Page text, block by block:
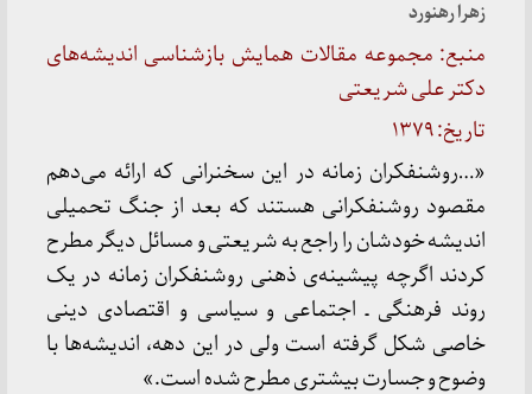
زهرا رهنورد
منبع: مجموعه مقالات همایش بازشناسی اندیشه‌های
دکتر علی شریعتی
تاریخ: ۱۳۷۹
«…روشنفکران زمانه در این سخنرانی که ارائه می‌دهم
مقصود روشنفکرانی هستند که بعد از جنگ تحمیلی
اندیشه خودشان را راجع به شریعتی و مسائل دیگر مطرح
کردند اگرچه پیشینه‌ی ذهنی روشنفکران زمانه در یک
روند فرهنگی ـ اجتماعی و سیاسی و اقتصادی دینی
خاصی شکل گرفته است ولی در این دهه، اندیشه‌ها با
وضوح و جسارت بیشتری مطرح شده است.»